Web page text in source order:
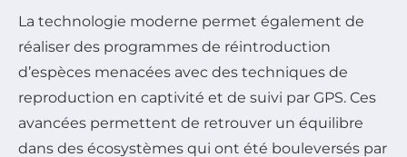
La technologie moderne permet également de
réaliser des programmes de réintroduction
d’espèces menacées avec des techniques de
reproduction en captivité et de suivi par GPS. Ces
avancées permettent de retrouver un équilibre
dans des écosystèmes qui ont été bouleversés par